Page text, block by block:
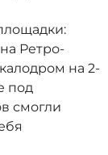
Ретро-
на 2-
под
смогли